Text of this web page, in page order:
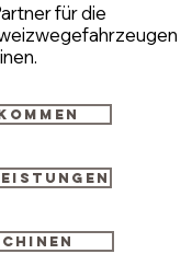
für die